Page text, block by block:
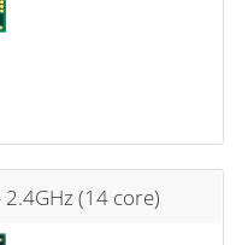
(14 core)